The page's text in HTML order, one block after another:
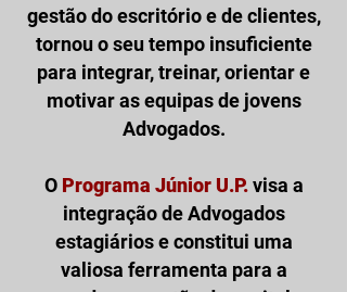
gestão do escritório e de clientes,
tornou o seu tempo insuficiente
para integrar, treinar, orientar e
motivar as equipas de jovens
Advogados.
O Programa Júnior U.P. visa a
integração de Advogados
estagiários e constitui uma
valiosa ferramenta para a